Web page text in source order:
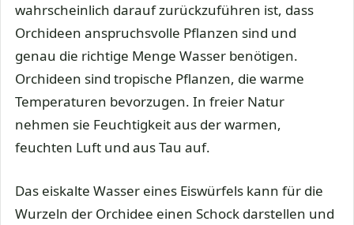
wahrscheinlich darauf zurückzuführen ist, dass
Orchideen anspruchsvolle Pflanzen sind und
genau die richtige Menge Wasser benötigen.
Orchideen sind tropische Pflanzen, die warme
Temperaturen bevorzugen. In freier Natur
nehmen sie Feuchtigkeit aus der warmen,
feuchten Luft und aus Tau auf.
Das eiskalte Wasser eines Eiswürfels kann für die
Wurzeln der Orchidee einen Schock darstellen und